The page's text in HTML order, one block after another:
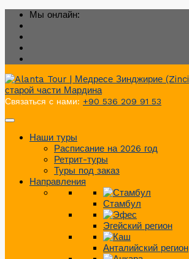
Мы онлайн:
Связаться с нами: +90 536 209 91 53
Наши туры
Расписание на 2026 год
Ретрит-туры
Туры под заказ
Направления
Стамбул
Эгейский регион
Анталийский регион